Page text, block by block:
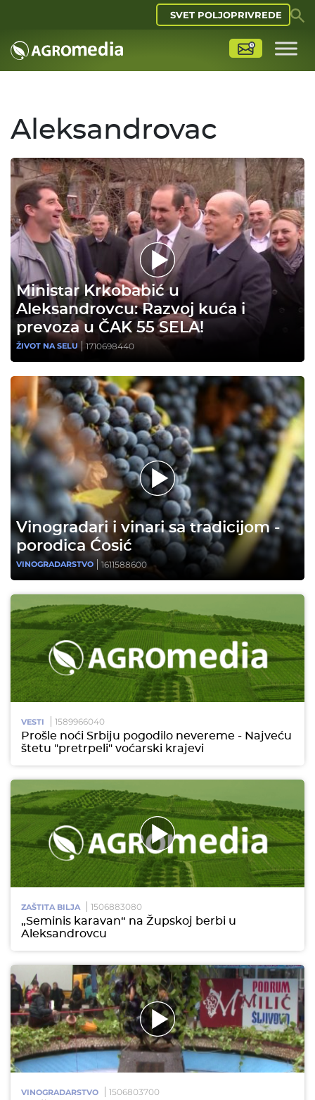
SVET POLJOPRIVREDE
Aleksandrovac
Ministar Krkobabić u
Aleksandrovcu: Razvoj kuća i
prevoza u ČAK 55 SELA!
ŽIVOT NA SELU 1710698440
Vinogradari i vinari sa tradicijom -
porodica Ćosić
VINOGRADARSTVO 1611588600
VESTI 1589966040
Prošle noći Srbiju pogodilo nevereme - Najveću
štetu "pretrpeli" voćarski krajevi
ZAŠTITA BILJA 1506883080
„Seminis karavan“ na Župskoj berbi u
Aleksandrovcu
VINOGRADARSTVO 1506803700